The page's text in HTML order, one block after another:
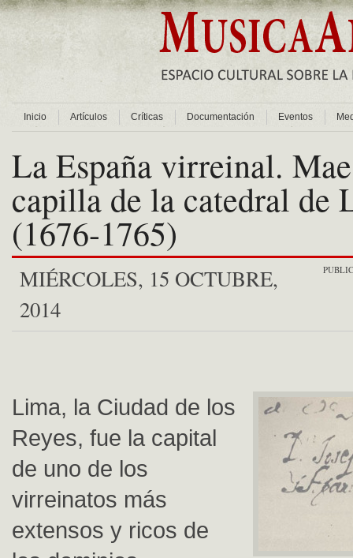
Inicio Artículos Críticas Documentación Eventos
La España virreinal.
capilla de la catedral de
(1676-1765)
MIÉRCOLES, 15 OCTUBRE,
2014
Lima, la Ciudad de los
Reyes, fue la capital
de uno de los
virreinatos más
extensos y ricos de